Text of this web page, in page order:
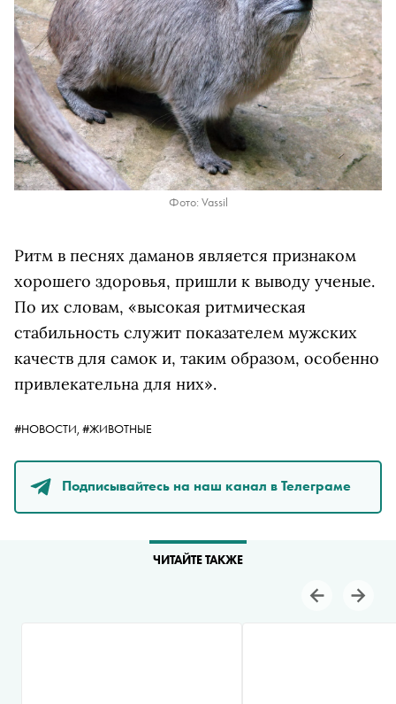
Фото: Vassil
Ритм в песнях даманов является признаком
хорошего здоровья, пришли к выводу ученые.
По их словам, «высокая ритмическая
стабильность служит показателем мужских
качеств для самок и, таким образом, особенно
привлекательна для них».
#НОВОСТИ, #ЖИВОТНЫЕ
Подписывайтесь на наш канал в Телеграме
ЧИТАЙТЕ ТАКЖЕ